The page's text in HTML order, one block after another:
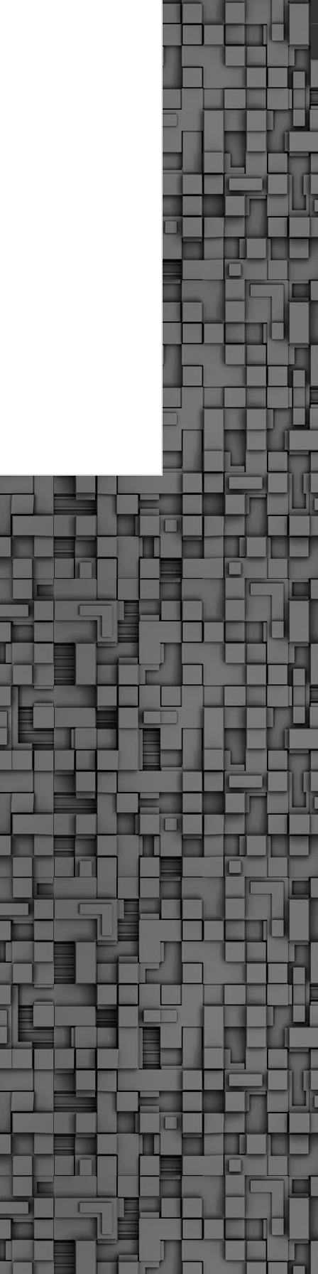
αστυνομικούς, οι οποίοι έχουν
εκπαίδευσή τους και
καθήκοντα.
ο Δήμος παρέλαβε τρία
οποία θα χρησιμοποιούνται για
μετακινήσεις των
εργασιών από εργολαβικά
συνεργεία και οι οποίες
αφορούσαν εκτέλεση
εργασιών χωρίς νόμιμη
σήμανση και στην απόθεση
υλικών – εργαλείων εκτός του
προβλεπόμενου εργοταξίου.